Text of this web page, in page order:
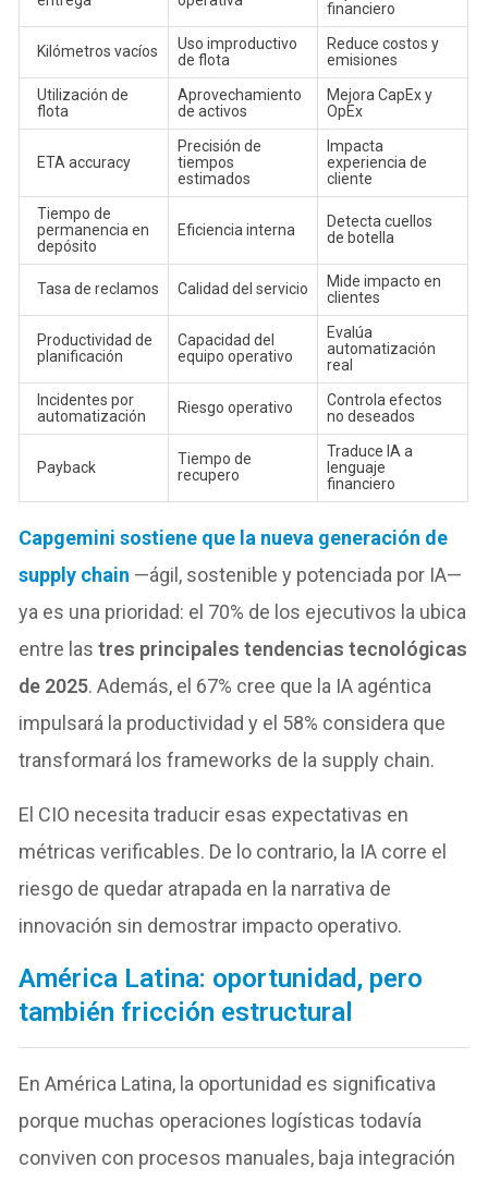
financiero
Kilómetros vacíos
Uso improductivo
de flota
Reduce costos y
emisiones
Utilización de
flota
Aprovechamiento
de activos
Mejora CapEx y
OpEx
ETA accuracy
Precisión de
tiempos
estimados
Impacta
experiencia de
cliente
Tiempo de
permanencia en
depósito
Eficiencia interna
Detecta cuellos
de botella
Tasa de reclamos Calidad del servicio
Mide impacto en
clientes
Productividad de
planificación
Capacidad del
equipo operativo
Evalúa
automatización
real
Incidentes por
automatización
Riesgo operativo
Controla efectos
no deseados
Payback
Tiempo de
recupero
Traduce IA a
lenguaje
financiero
Capgemini sostiene que la nueva generación de
supply chain —ágil, sostenible y potenciada por IA—
ya es una prioridad: el 70% de los ejecutivos la ubica
entre lastres principales tendencias tecnológicas
de 2025. Además, el 67% cree que la IA agéntica
impulsará la productividad y el 58% considera que
transformará los frameworks de la supply chain.
El CIO necesita traducir esas expectativas en
métricas verificables. De lo contrario, la IA corre el
riesgo de quedar atrapada en la narrativa de
innovación sin demostrar impacto operativo.
América Latina: oportunidad, pero
también fricción estructural
En América Latina, la oportunidad es significativa
porque muchas operaciones logísticas todavía
conviven con procesos manuales, baja integración